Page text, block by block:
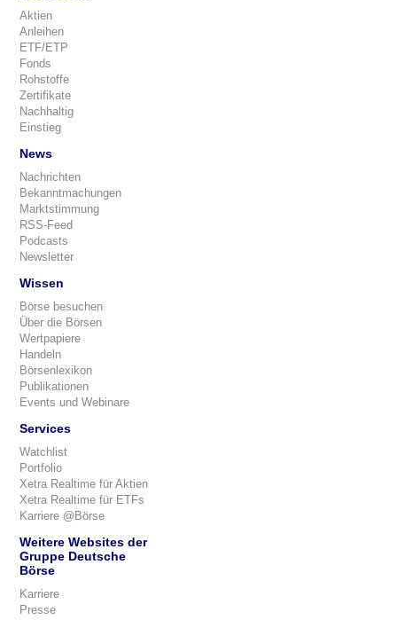
Aktien
Anleihen
ETF/ETP
Fonds
Rohstoffe
Zertifikate
Nachhaltig
Einstieg
News
Nachrichten
Bekanntmachungen
Marktstimmung
RSS-Feed
Podcasts
Newsletter
Wissen
Börse besuchen
Über die Börsen
Wertpapiere
Handeln
Börsenlexikon
Publikationen
Events und Webinare
Services
Watchlist
Portfolio
Xetra Realtime für Aktien
Xetra Realtime für ETFs
Karriere @Börse
Weitere Websites der
Gruppe Deutsche
Börse
Karriere
Presse